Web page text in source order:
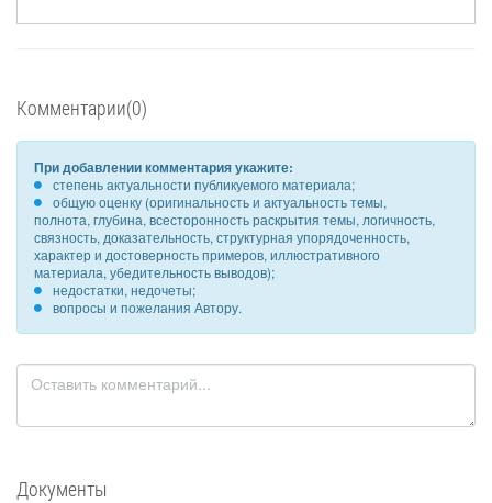
Комментарии(0)
При добавлении комментария укажите:
степень актуальности публикуемого материала;
общую оценку (оригинальность и актуальность темы,
полнота, глубина, всесторонность раскрытия темы, логичность,
связность, доказательность, структурная упорядоченность,
характер и достоверность примеров, иллюстративного
материала, убедительность выводов);
недостатки, недочеты;
вопросы и пожелания Автору.
Документы